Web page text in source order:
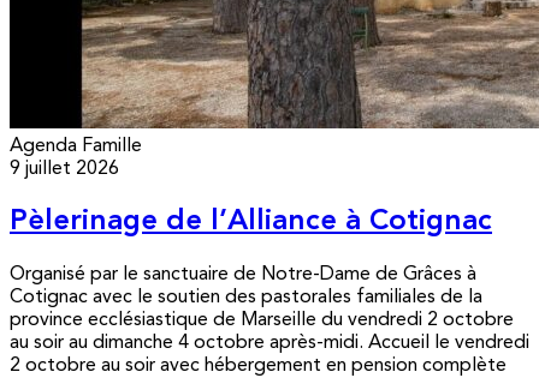
Agenda Famille
9 juillet 2026
Pèlerinage de l’Alliance à Cotignac
Organisé par le sanctuaire de Notre-Dame de Grâces à
Cotignac avec le soutien des pastorales familiales de la
province ecclésiastique de Marseille du vendredi 2 octobre
au soir au dimanche 4 octobre après-midi. Accueil le vendredi
2 octobre au soir avec hébergement en pension complète